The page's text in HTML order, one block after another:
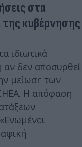
στα
της κυβέρνησης
ιδιωτικά
αν δεν αποσυρθεί
μείωση των
Η απόφαση